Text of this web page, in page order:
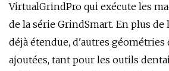
VirtualGrindPro qui exécute les
de la série GrindSmart. En plus
déjà étendue, d'autres
ajoutées, tant pour les outils